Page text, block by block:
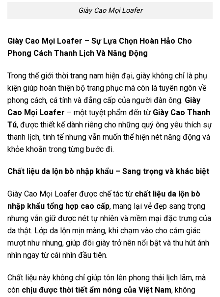
Giày Cao Mọi Loafer
Giày Cao Mọi Loafer – Sự Lựa Chọn Hoàn Hảo Cho
Phong Cách Thanh Lịch Và Năng Động
Trong thế giới thời trang nam hiện đại, giày không chỉ là phụ
kiện giúp hoàn thiện bộ trang phục mà còn là tuyên ngôn về
phong cách, cá tính và đẳng cấp của người đàn ông. Giày
Cao Mọi Loafer – một tuyệt phẩm đến từ Giày Cao Thanh
Tú, được thiết kế dành riêng cho những quý ông yêu thích sự
thanh lịch, tinh tế nhưng vẫn muốn thể hiện nét năng động và
khỏe khoắn trong từng bước đi.
Chất liệu da lộn bò nhập khẩu – Sang trọng và khác biệt
Giày Cao Mọi Loafer được chế tác từ chất liệu da lộn bò
nhập khẩu tổng hợp cao cấp, mang lại vẻ đẹp sang trọng
nhưng vẫn giữ được nét tự nhiên và mềm mại đặc trưng của
da thật. Lớp da lộn mịn màng, khi chạm vào cho cảm giác
mượt như nhung, giúp đôi giày trở nên nổi bật và thu hút ánh
nhìn ngay từ cái nhìn đầu tiên.
Chất liệu này không chỉ giúp tôn lên phong thái lịch lãm, mà
còn chịu được thời tiết ẩm nóng của Việt Nam, không